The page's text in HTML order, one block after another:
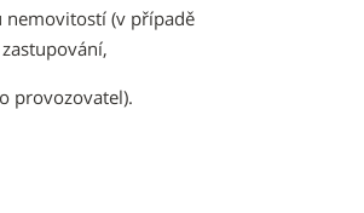
nemovitostí (v případě
provozovatel).